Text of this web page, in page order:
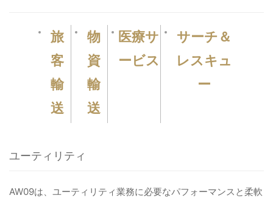
病院関係者の方
自治体関係者の方
旅
客
輸
送
物
資
輸
送
医療サ
ービス
サーチ＆
レスキュ
ー
ユーティリティ
AW09は、ユーティリティ業務に必要なパフォーマンスと柔軟